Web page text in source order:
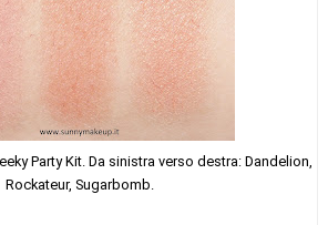
Party Kit. Da sinistra verso destra: Dandelion,
Rockateur, Sugarbomb.